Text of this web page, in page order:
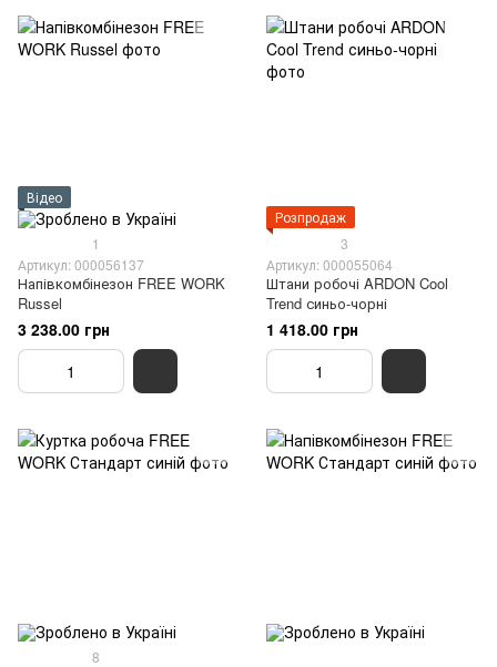
Відео
1
Артикул: 000056137
Напівкомбінезон FREE WORK
Russel
3 238.00 грн
Розпродаж
3
Артикул: 000055064
Штани робочі ARDON Cool
Trend синьо-чорні
1 418.00 грн
8